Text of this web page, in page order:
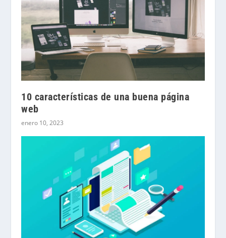
10 características de una buena página
web
enero 10, 2023